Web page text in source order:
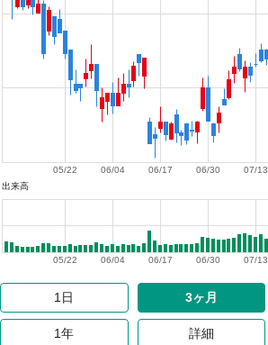
07/13
06/30
06/17
06/04
05/22
出来高
07/13
06/30
06/17
06/04
05/22
1日 3ヶ月
1年 詳細